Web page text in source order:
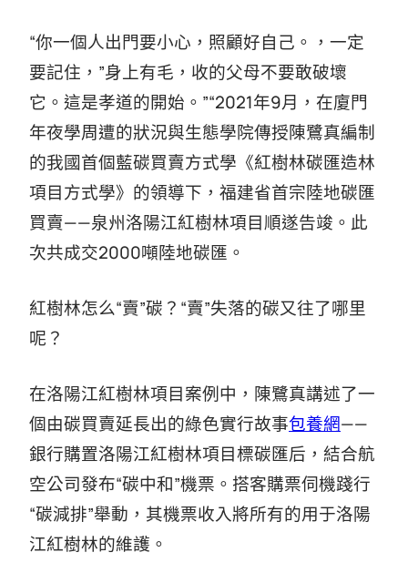
“你一個人出門要小心，照顧好自己。，一定
要記住，”身上有毛，收的父母不要敢破壞
它。這是孝道的開始。”“2021年9月，在廈門
年夜學周遭的狀況與生態學院傳授陳鷺真編制
的我國首個藍碳買賣方式學《紅樹林碳匯造林
項目方式學》的領導下，福建省首宗陸地碳匯
買賣——泉州洛陽江紅樹林項目順遂告竣。此
次共成交2000噸陸地碳匯。
紅樹林怎么“賣”碳？“賣”失落的碳又往了哪里
呢？
在洛陽江紅樹林項目案例中，陳鷺真講述了一
個由碳買賣延長出的綠色實行故事包養網——
銀行購置洛陽江紅樹林項目標碳匯后，結合航
空公司發布“碳中和”機票。搭客購票伺機踐行
“碳減排”舉動，其機票收入將所有的用于洛陽
江紅樹林的維護。